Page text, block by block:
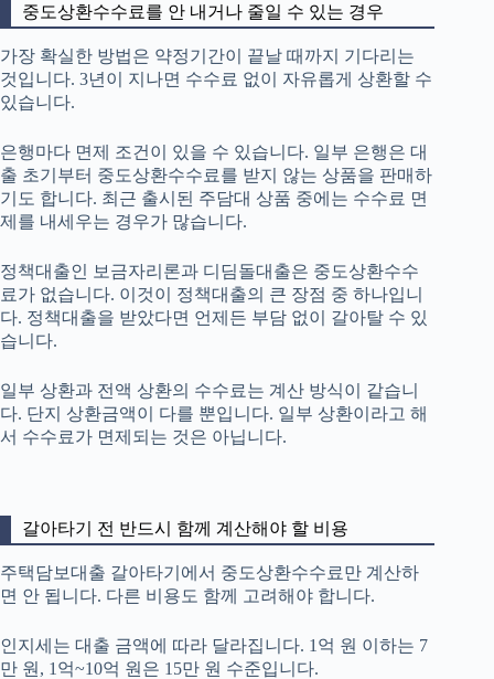
중도상환수수료를 안 내거나 줄일 수 있는 경우
가장 확실한 방법은 약정기간이 끝날 때까지 기다리는
것입니다. 3년이 지나면 수수료 없이 자유롭게 상환할 수
있습니다.
은행마다 면제 조건이 있을 수 있습니다. 일부 은행은 대
출 초기부터 중도상환수수료를 받지 않는 상품을 판매하
기도 합니다. 최근 출시된 주담대 상품 중에는 수수료 면
제를 내세우는 경우가 많습니다.
정책대출인 보금자리론과 디딤돌대출은 중도상환수수
료가 없습니다. 이것이 정책대출의 큰 장점 중 하나입니
다. 정책대출을 받았다면 언제든 부담 없이 갈아탈 수 있
습니다.
일부 상환과 전액 상환의 수수료는 계산 방식이 같습니
다. 단지 상환금액이 다를 뿐입니다. 일부 상환이라고 해
서 수수료가 면제되는 것은 아닙니다.
갈아타기 전 반드시 함께 계산해야 할 비용
주택담보대출 갈아타기에서 중도상환수수료만 계산하
면 안 됩니다. 다른 비용도 함께 고려해야 합니다.
인지세는 대출 금액에 따라 달라집니다. 1억 원 이하는 7
만 원, 1억~10억 원은 15만 원 수준입니다.